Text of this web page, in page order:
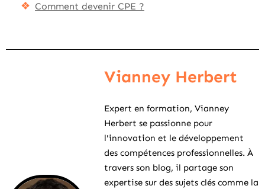
Comment devenir CPE ?
Vianney Herbert
Expert en formation, Vianney
Herbert se passionne pour
l'innovation et le développement
des compétences professionnelles. À
travers son blog, il partage son
expertise sur des sujets clés comme la